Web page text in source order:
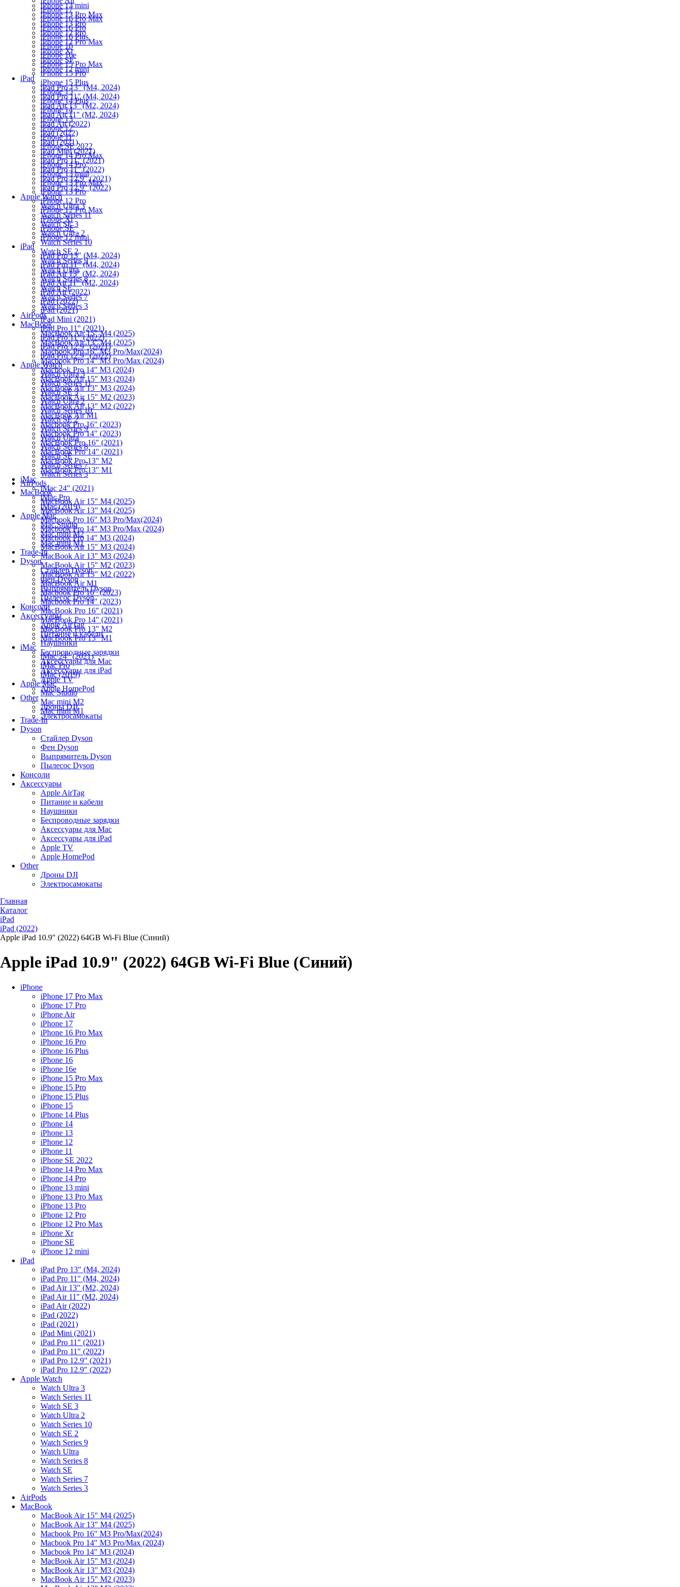
iPhone 13 mini
iPhone 13 Pro Max
iPhone 13 Pro
iPhone 12 Pro
iPhone 12 Pro Max
iPhone Xr
iPhone SE
iPhone 12 mini
iPad
iPad Pro 13" (M4, 2024)
iPad Pro 11" (M4, 2024)
iPad Air 13" (M2, 2024)
iPad Air 11" (M2, 2024)
iPad Air (2022)
iPad (2022)
iPad (2021)
iPad Mini (2021)
iPad Pro 11" (2021)
iPad Pro 11" (2022)
iPad Pro 12.9" (2021)
iPad Pro 12.9" (2022)
Apple Watch
Watch Ultra 3
Watch Series 11
Watch SE 3
Watch Ultra 2
Watch Series 10
Watch SE 2
Watch Series 9
Watch Ultra
Watch Series 8
Watch SE
Watch Series 7
Watch Series 3
AirPods
MacBook
MacBook Air 15" M4 (2025)
MacBook Air 13" M4 (2025)
Macbook Pro 16" M3 Pro/Max(2024)
Macbook Pro 14" M3 Pro/Max (2024)
Macbook Pro 14" M3 (2024)
MacBook Air 15" M3 (2024)
MacBook Air 13" M3 (2024)
MacBook Air 15" M2 (2023)
MacBook Air 13" M2 (2022)
MacBook Air M1
Macbook Pro 16" (2023)
Macbook Pro 14" (2023)
MacBook Pro 16" (2021)
MacBook Pro 14" (2021)
MacBook Pro 13" M2
MacBook Pro 13" M1
iMac
iMac 24" (2021)
iMac Pro
iMac (2019)
Apple Mac
Mac Studio
Mac mini M2
Mac mini M1
Trade-In
Dyson
Стайлер Dyson
Фен Dyson
Выпрямитель Dyson
Пылесос Dyson
Консоли
Аксессуары
Apple AirTag
Питание и кабели
Наушники
Беспроводные зарядки
Аксессуары для Mac
Аксессуары для iPad
Apple TV
Apple HomePod
Other
Дроны DJI
Электросамокаты
iPhone 17
iPhone 16 Pro Max
iPhone 16 Pro
iPhone 16 Plus
iPhone 16
iPhone 16e
iPhone 15 Pro Max
iPhone 15 Pro
iPhone 15 Plus
iPhone 15
iPhone 14 Plus
iPhone 14
iPhone 13
iPhone 12
iPhone 11
iPhone SE 2022
iPhone 14 Pro Max
iPhone 14 Pro
iPhone 13 mini
iPhone 13 Pro Max
iPhone 13 Pro
iPhone 12 Pro
iPhone 12 Pro Max
iPhone Xr
iPhone SE
iPhone 12 mini
iPad
iPad Pro 13" (M4, 2024)
iPad Pro 11" (M4, 2024)
iPad Air 13" (M2, 2024)
iPad Air 11" (M2, 2024)
iPad Air (2022)
iPad (2022)
iPad (2021)
iPad Mini (2021)
iPad Pro 11" (2021)
iPad Pro 11" (2022)
iPad Pro 12.9" (2021)
iPad Pro 12.9" (2022)
Apple Watch
Watch Ultra 3
Watch Series 11
Watch SE 3
Watch Ultra 2
Watch Series 10
Watch SE 2
Watch Series 9
Watch Ultra
Watch Series 8
Watch SE
Watch Series 7
Watch Series 3
AirPods
MacBook
MacBook Air 15" M4 (2025)
MacBook Air 13" M4 (2025)
Macbook Pro 16" M3 Pro/Max(2024)
Macbook Pro 14" M3 Pro/Max (2024)
Macbook Pro 14" M3 (2024)
MacBook Air 15" M3 (2024)
MacBook Air 13" M3 (2024)
MacBook Air 15" M2 (2023)
MacBook Air 13" M2 (2022)
MacBook Air M1
Macbook Pro 16" (2023)
Macbook Pro 14" (2023)
MacBook Pro 16" (2021)
MacBook Pro 14" (2021)
MacBook Pro 13" M2
MacBook Pro 13" M1
iMac
iMac 24" (2021)
iMac Pro
iMac (2019)
Apple Mac
Mac Studio
Mac mini M2
Mac mini M1
Trade-In
Dyson
Стайлер Dyson
Фен Dyson
Выпрямитель Dyson
Пылесос Dyson
Консоли
Аксессуары
Apple AirTag
Питание и кабели
Наушники
Беспроводные зарядки
Аксессуары для Mac
Аксессуары для iPad
Apple TV
Apple HomePod
Other
Дроны DJI
Электросамокаты
Главная
Каталог
iPad
iPad (2022)
Apple iPad 10.9" (2022) 64GB Wi-Fi Blue (Синий)
Apple iPad 10.9" (2022) 64GB Wi-Fi Blue (Синий)
iPhone
iPhone 17 Pro Max
iPhone 17 Pro
iPhone Air
iPhone 17
iPhone 16 Pro Max
iPhone 16 Pro
iPhone 16 Plus
iPhone 16
iPhone 16e
iPhone 15 Pro Max
iPhone 15 Pro
iPhone 15 Plus
iPhone 15
iPhone 14 Plus
iPhone 14
iPhone 13
iPhone 12
iPhone 11
iPhone SE 2022
iPhone 14 Pro Max
iPhone 14 Pro
iPhone 13 mini
iPhone 13 Pro Max
iPhone 13 Pro
iPhone 12 Pro
iPhone 12 Pro Max
iPhone Xr
iPhone SE
iPhone 12 mini
iPad
iPad Pro 13" (M4, 2024)
iPad Pro 11" (M4, 2024)
iPad Air 13" (M2, 2024)
iPad Air 11" (M2, 2024)
iPad Air (2022)
iPad (2022)
iPad (2021)
iPad Mini (2021)
iPad Pro 11" (2021)
iPad Pro 11" (2022)
iPad Pro 12.9" (2021)
iPad Pro 12.9" (2022)
Apple Watch
Watch Ultra 3
Watch Series 11
Watch SE 3
Watch Ultra 2
Watch Series 10
Watch SE 2
Watch Series 9
Watch Ultra
Watch Series 8
Watch SE
Watch Series 7
Watch Series 3
AirPods
MacBook
MacBook Air 15" M4 (2025)
MacBook Air 13" M4 (2025)
Macbook Pro 16" M3 Pro/Max(2024)
Macbook Pro 14" M3 Pro/Max (2024)
Macbook Pro 14" M3 (2024)
MacBook Air 15" M3 (2024)
MacBook Air 13" M3 (2024)
MacBook Air 15" M2 (2023)